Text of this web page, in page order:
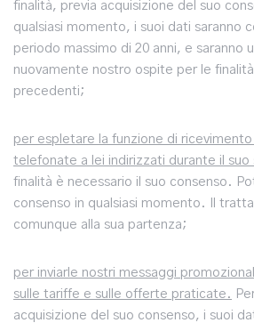
finalità, previa acquisizione del suo
qualsiasi momento, i suoi dati saranno
periodo massimo di 20 anni, e saranno
nuovamente nostro ospite per le
precedenti;
per espletare la funzione di
telefonate a lei indirizzati durante il suo
finalità è necessario il suo consenso.
consenso in qualsiasi momento. Il
comunque alla sua partenza;
per inviarle nostri messaggi
sulle tariffe e sulle offerte praticate.
acquisizione del suo consenso, i suoi